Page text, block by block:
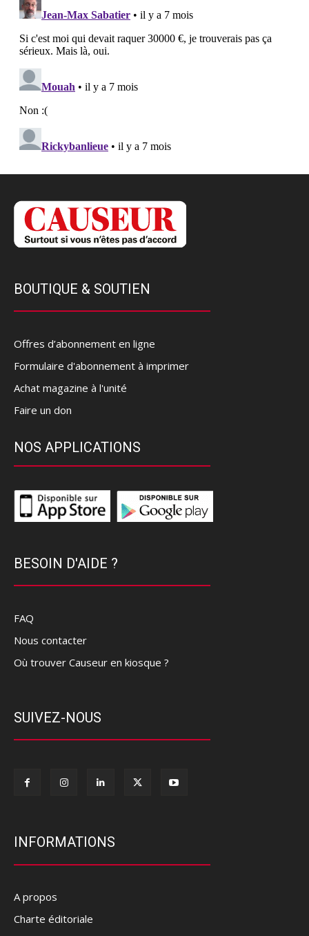
BOUTIQUE & SOUTIEN
Offres d’abonnement en ligne
Formulaire d'abonnement à imprimer
Achat magazine à l'unité
Faire un don
NOS APPLICATIONS
BESOIN D'AIDE ?
FAQ
Nous contacter
Où trouver Causeur en kiosque ?
SUIVEZ-NOUS
INFORMATIONS
A propos
Charte éditoriale